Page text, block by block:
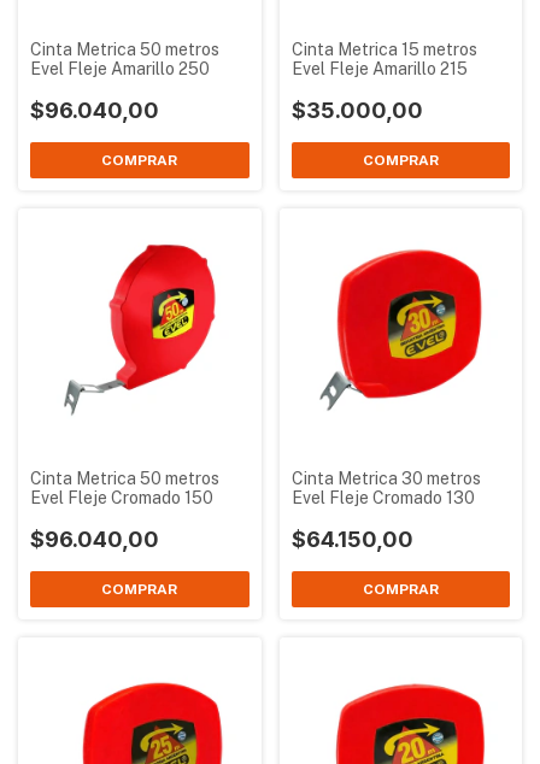
Cinta Metrica 50 metros
Evel Fleje Amarillo 250
$96.040,00
Cinta Metrica 15 metros
Evel Fleje Amarillo 215
$35.000,00
Cinta Metrica 50 metros
Evel Fleje Cromado 150
$96.040,00
Cinta Metrica 30 metros
Evel Fleje Cromado 130
$64.150,00